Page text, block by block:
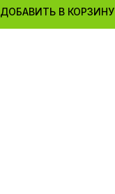
ДОБАВИТЬ В КОРЗИНУ